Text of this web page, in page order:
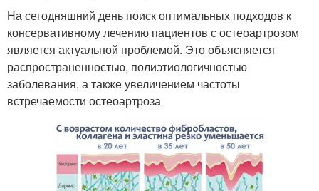
На сегодняшний день поиск оптимальных подходов к
консервативному лечению пациентов с остеоартрозом
является актуальной проблемой. Это объясняется
распространенностью, полиэтиологичностью
заболевания, а также увеличением частоты
встречаемости остеоартроза